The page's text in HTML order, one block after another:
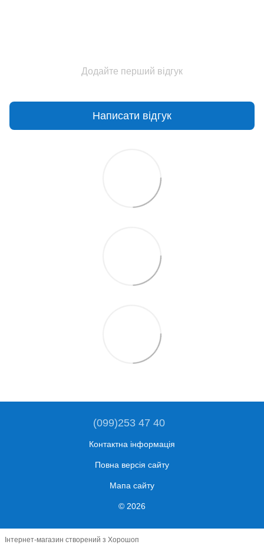
Додайте перший відгук
Написати відгук
(099)253 47 40
Контактна інформація
Повна версія сайту
Мапа сайту
© 2026
Інтернет-магазин створений з Хорошоп